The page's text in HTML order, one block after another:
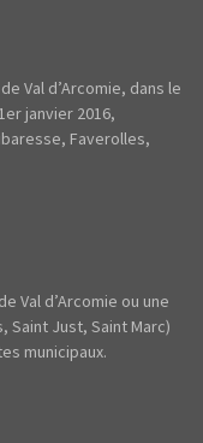
Val d’Arcomie, dans le
janvier 2016,
Faverolles,
Val d’Arcomie ou une
Saint Just, Saint Marc)
municipaux.